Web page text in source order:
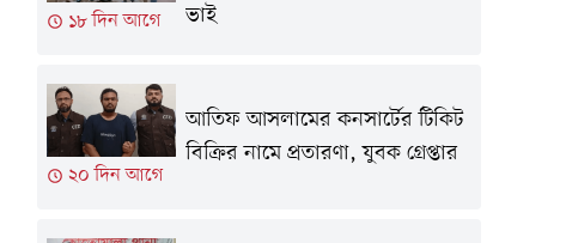
১৮ দিন আগে
ভাই
২০ দিন আগে
আতিফ আসলামের কনসার্টের টিকিট
বিক্রির নামে প্রতারণা, যুবক গ্রেপ্তার